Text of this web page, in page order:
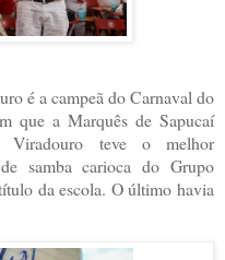
é a campeã do Carnaval do
que a Marquês de Sapucaí
Viradouro teve o melhor
samba carioca do Grupo
da escola. O último havia